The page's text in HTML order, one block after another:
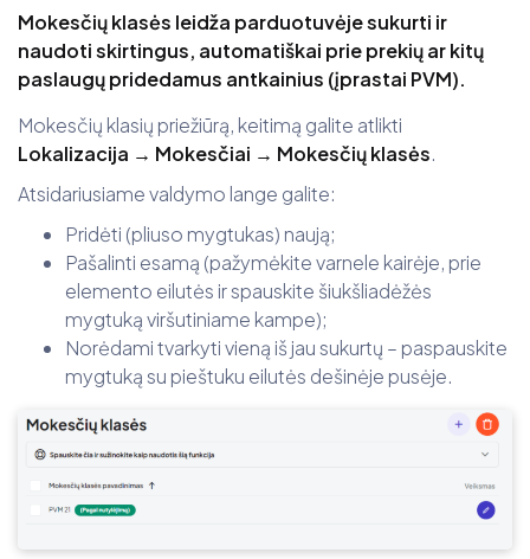
Mokesčių klasės leidža parduotuvėje sukurti ir
naudoti skirtingus, automatiškai prie prekių ar kitų
paslaugų pridedamus antkainius (įprastai PVM).
Mokesčių klasių priežiūrą, keitimą galite atlikti
Lokalizacija → Mokesčiai → Mokesčių klasės.
Atsidariusiame valdymo lange galite:
Pridėti (pliuso mygtukas) naują;
Pašalinti esamą (pažymėkite varnele kairėje, prie
elemento eilutės ir spauskite šiukšliadėžės
mygtuką viršutiniame kampe);
Norėdami tvarkyti vieną iš jau sukurtų – paspauskite
mygtuką su pieštuku eilutės dešinėje pusėje.